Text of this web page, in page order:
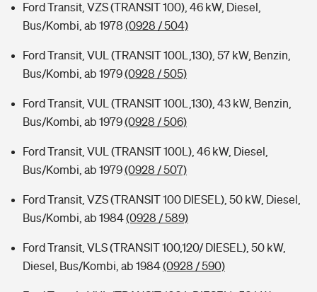
Ford Transit, VZS (TRANSIT 100), 46 kW, Diesel,
Bus/Kombi, ab 1978 (0928 / 504)
Ford Transit, VUL (TRANSIT 100L,130), 57 kW, Benzin,
Bus/Kombi, ab 1979(0928 / 505)
Ford Transit, VUL (TRANSIT 100L,130), 43 kW, Benzin,
Bus/Kombi, ab 1979(0928 / 506)
Ford Transit, VUL (TRANSIT 100L), 46 kW, Diesel,
Bus/Kombi, ab 1979(0928 / 507)
Ford Transit, VZS (TRANSIT 100 DIESEL), 50 kW, Diesel,
Bus/Kombi, ab 1984(0928 / 589)
Ford Transit, VLS (TRANSIT 100,120/ DIESEL), 50 kW,
Diesel, Bus/Kombi, ab 1984(0928 / 590)